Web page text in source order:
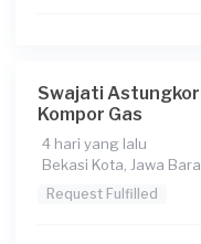
Swajati
Kompor Gas
4 hari yang lalu
Bekasi Kota, Jawa
Request Fulfilled